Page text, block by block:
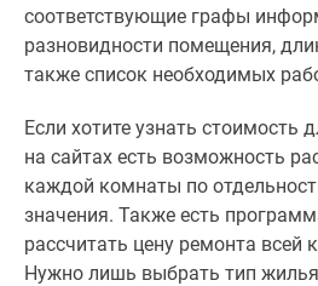
соответствующие графы
разновидности помещения,
также список необходимых
Если хотите узнать стоимость
на сайтах есть возможность
каждой комнаты по
значения. Также есть
рассчитать цену ремонта всей
Нужно лишь выбрать тип